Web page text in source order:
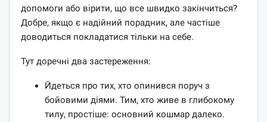
допомоги або вірити, що все швидко закінчиться?
Добре, якщо є надійний порадник, але частіше
доводиться покладатися тільки на себе.
Тут доречні два застереження:
Йдеться про тих, хто опинився поруч з
бойовими діями. Тим, хто живе в глибокому
тилу, простіше: основний кошмар далеко.